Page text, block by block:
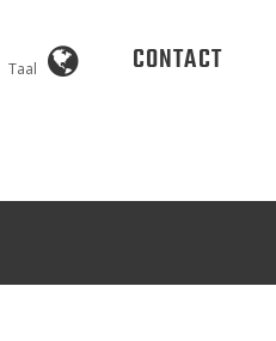
Taal CONTACT